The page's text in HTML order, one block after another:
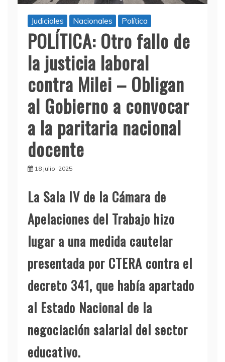
Judiciales Nacionales Política
POLÍTICA: Otro fallo de
la justicia laboral
contra Milei – Obligan
al Gobierno a convocar
a la paritaria nacional
docente
18 julio, 2025
La Sala IV de la Cámara de
Apelaciones del Trabajo hizo
lugar a una medida cautelar
presentada por CTERA contra el
decreto 341, que había apartado
al Estado Nacional de la
negociación salarial del sector
educativo.